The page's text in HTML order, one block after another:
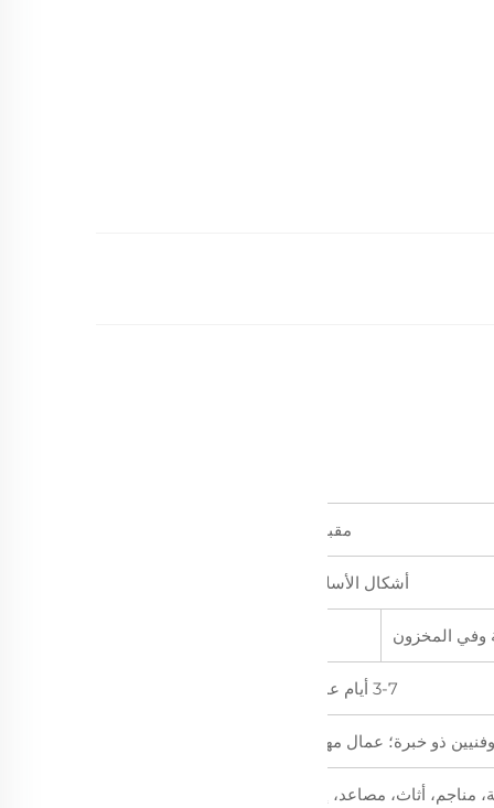
مقبول
أشكال الأسلاك
المخزون
3-7 أيام عمل
ذو خبرة؛ عمال مهرة
مناجم، أثاث، مصاعد، إلخ